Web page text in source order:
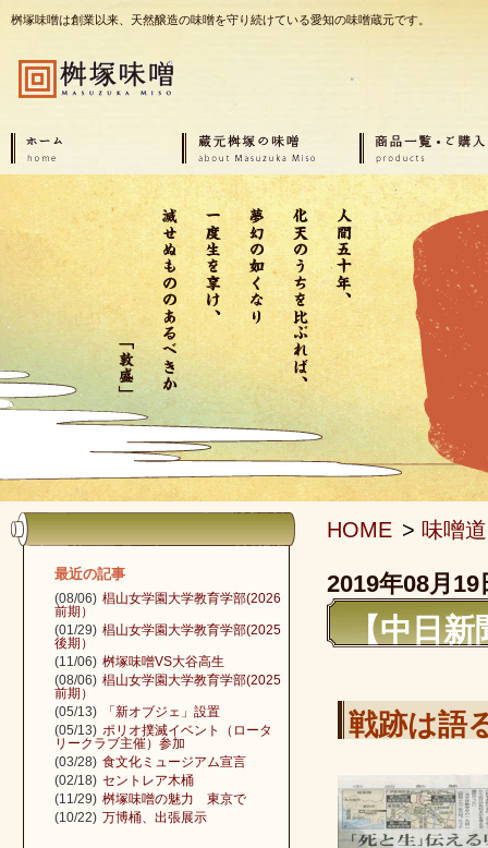
桝塚味噌は創業以来、天然醸造の味噌を守り続けている愛知の味噌蔵元です。
HOME > 味噌道
2019年08月19
【中日新
戦跡は語
最近の記事
(08/06) 椙山女学園大学教育学部(2026
前期）
(01/29) 椙山女学園大学教育学部(2025
後期）
(11/06) 桝塚味噌VS大谷高生
(08/06) 椙山女学園大学教育学部(2025
前期）
(05/13)
「新オブジェ」設置
(05/13) ポリオ撲滅イベント（ロータ
リークラブ主催）参加
(03/28) 食文化ミュージアム宣言
(02/18) セントレア木桶
(11/29) 桝塚味噌の魅力 東京で
(10/22) 万博桶、出張展示